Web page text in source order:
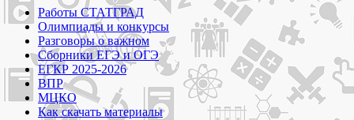
Работы СТАТГРАД
Олимпиады и конкурсы
Разговоры о важном
Сборники ЕГЭ и ОГЭ
ЕГКР 2025-2026
ВПР
МЦКО
Как скачать материалы